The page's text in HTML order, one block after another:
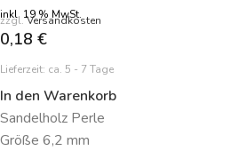
inkl. 19 % MwSt.
zzgl.Versandkosten
0,18 €
Lieferzeit: ca. 5 - 7 Tage
In den Warenkorb
Sandelholz Perle
Größe 6,2 mm